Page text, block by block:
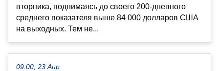
вторника, поднимаясь до своего 200-дневного
среднего показателя выше 84 000 долларов США
на выходных. Тем не...
09:00, 23 Апр